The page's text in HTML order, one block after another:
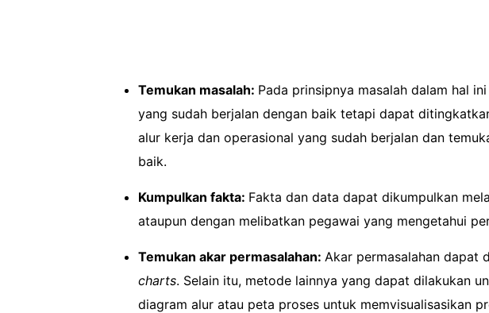
Temukan masalah: Pada prinsipnya masalah dalam hal
yang sudah berjalan dengan baik tetapi dapat
alur kerja dan operasional yang sudah berjalan dan
baik.
Kumpulkan fakta: Fakta dan data dapat dikumpulkan
ataupun dengan melibatkan pegawai yang mengetahui
Temukan akar permasalahan: Akar permasalahan dapat
charts. Selain itu, metode lainnya yang dapat dilakukan
diagram alur atau peta proses untuk memvisualisasikan